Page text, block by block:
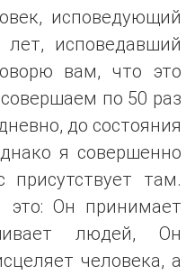
исповедующий
исповедавший
вам, что это
по 50 раз
до состояния
я совершенно
присутствует там.
Он принимает
людей, Он
человека, а